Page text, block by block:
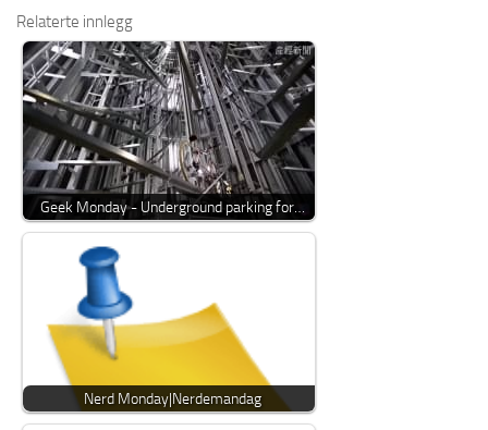
Relaterte innlegg
Geek Monday - Underground parking for…
Nerd Monday|Nerdemandag